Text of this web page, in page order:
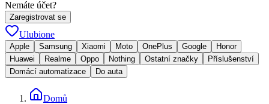
Nemáte účet?
Zaregistrovat se
Ulubione
Apple Samsung Xiaomi Moto OnePlus Google
Honor
Huawei
Realme Oppo Nothing Ostatní značky
Příslušenství
Domácí automatizace
Do auta
Domů